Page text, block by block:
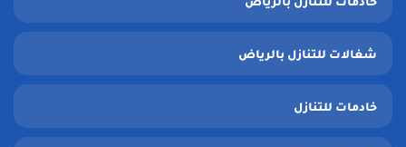
شغالات للتنازل بالرياض
خادمات للتنازل